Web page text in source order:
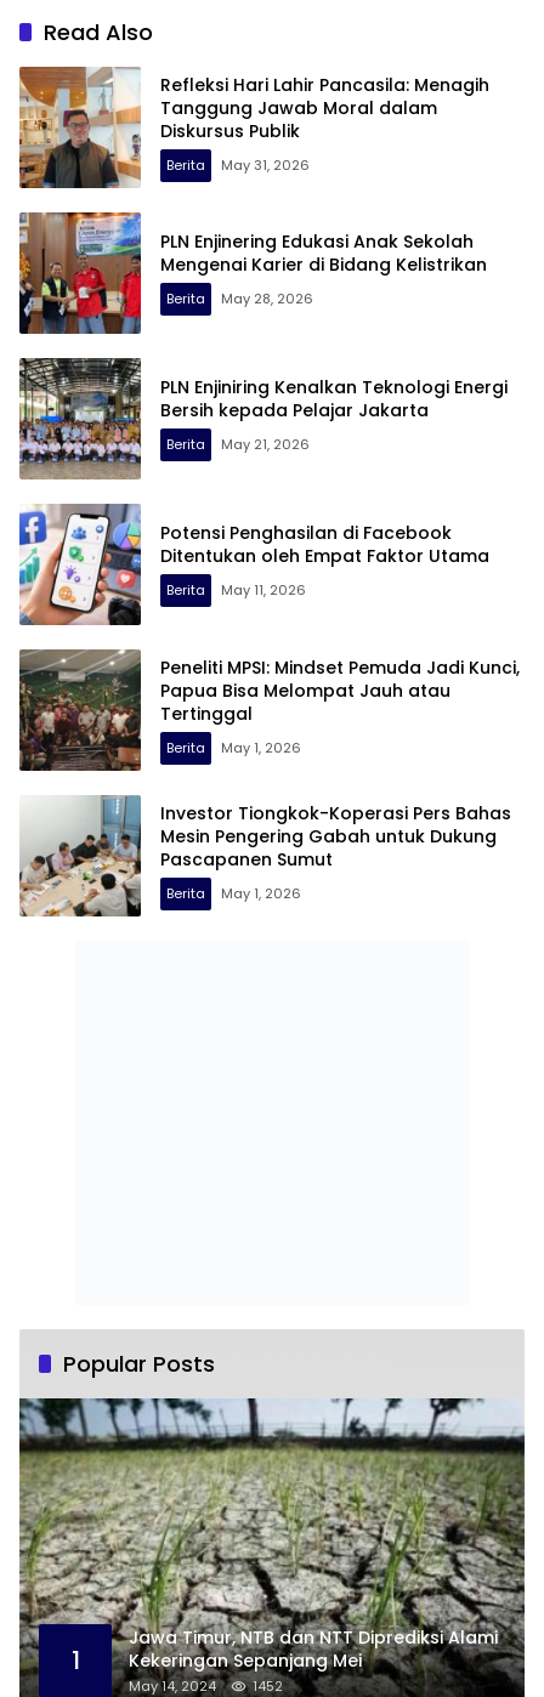
Read Also
Refleksi Hari Lahir Pancasila: Menagih
Tanggung Jawab Moral dalam
Diskursus Publik
Berita May 31, 2026
PLN Enjinering Edukasi Anak Sekolah
Mengenai Karier di Bidang Kelistrikan
Berita May 28, 2026
PLN Enjiniring Kenalkan Teknologi Energi
Bersih kepada Pelajar Jakarta
Berita May 21, 2026
Potensi Penghasilan di Facebook
Ditentukan oleh Empat Faktor Utama
Berita May 11, 2026
Peneliti MPSI: Mindset Pemuda Jadi Kunci,
Papua Bisa Melompat Jauh atau
Tertinggal
Berita May 1, 2026
Investor Tiongkok-Koperasi Pers Bahas
Mesin Pengering Gabah untuk Dukung
Pascapanen Sumut
Berita May 1, 2026
Popular Posts
1
Jawa Timur, NTB dan NTT Diprediksi Alami
Kekeringan Sepanjang Mei
May 14, 2024 1452